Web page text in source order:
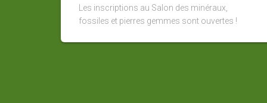
Les inscriptions au Salon des minéraux,
fossiles et pierres gemmes sont ouvertes !